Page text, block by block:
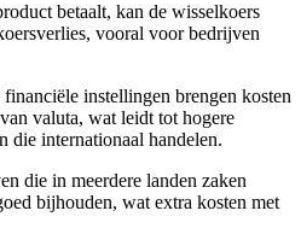
betaalt, kan de wisselkoers
vooral voor bedrijven
instellingen brengen kosten
valuta, wat leidt tot hogere
die internationaal handelen.
die in meerdere landen zaken
bijhouden, wat extra kosten met